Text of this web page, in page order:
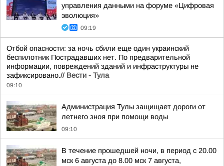
управления данными на форуме «Цифровая
эволюция»
09:19
Отбой опасности: за ночь сбили еще один украинский
беспилотник Пострадавших нет. По предварительной
информации, повреждений зданий и инфраструктуры не
зафиксировано.// Вести - Тула
09:10
Администрация Тулы защищает дороги от
летнего зноя при помощи воды
09:10
В течение прошедшей ночи, в период с 20.00
мск 6 августа до 8.00 мск 7 августа,